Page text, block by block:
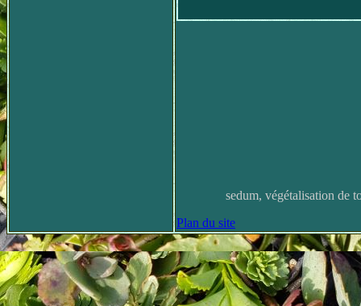
sedum, végétalisation de
Plan du site